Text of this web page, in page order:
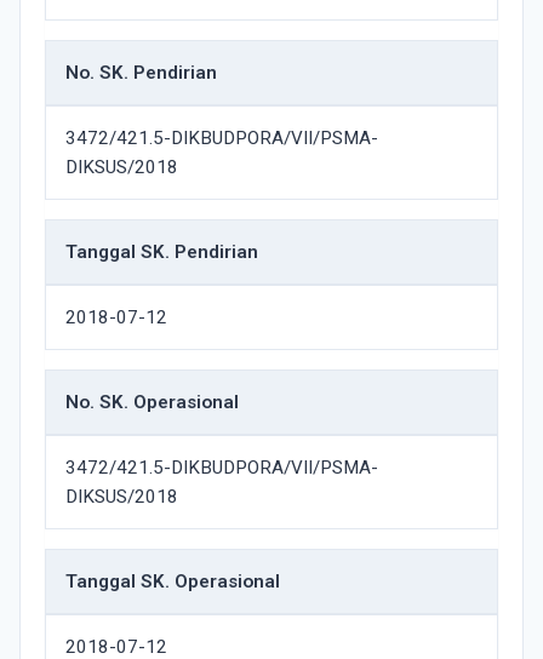
No. SK. Pendirian
3472/421.5-DIKBUDPORA/VII/PSMA-
DIKSUS/2018
Tanggal SK. Pendirian
2018-07-12
No. SK. Operasional
3472/421.5-DIKBUDPORA/VII/PSMA-
DIKSUS/2018
Tanggal SK. Operasional
2018-07-12